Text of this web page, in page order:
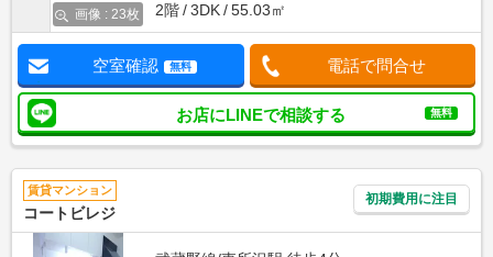
画像 : 23枚
2階
3DK 55.03㎡
空室確認 無料 電話で問合せ
お店にLINEで相談する 無料
賃貸マンション
コートビレジ
初期費用に注目